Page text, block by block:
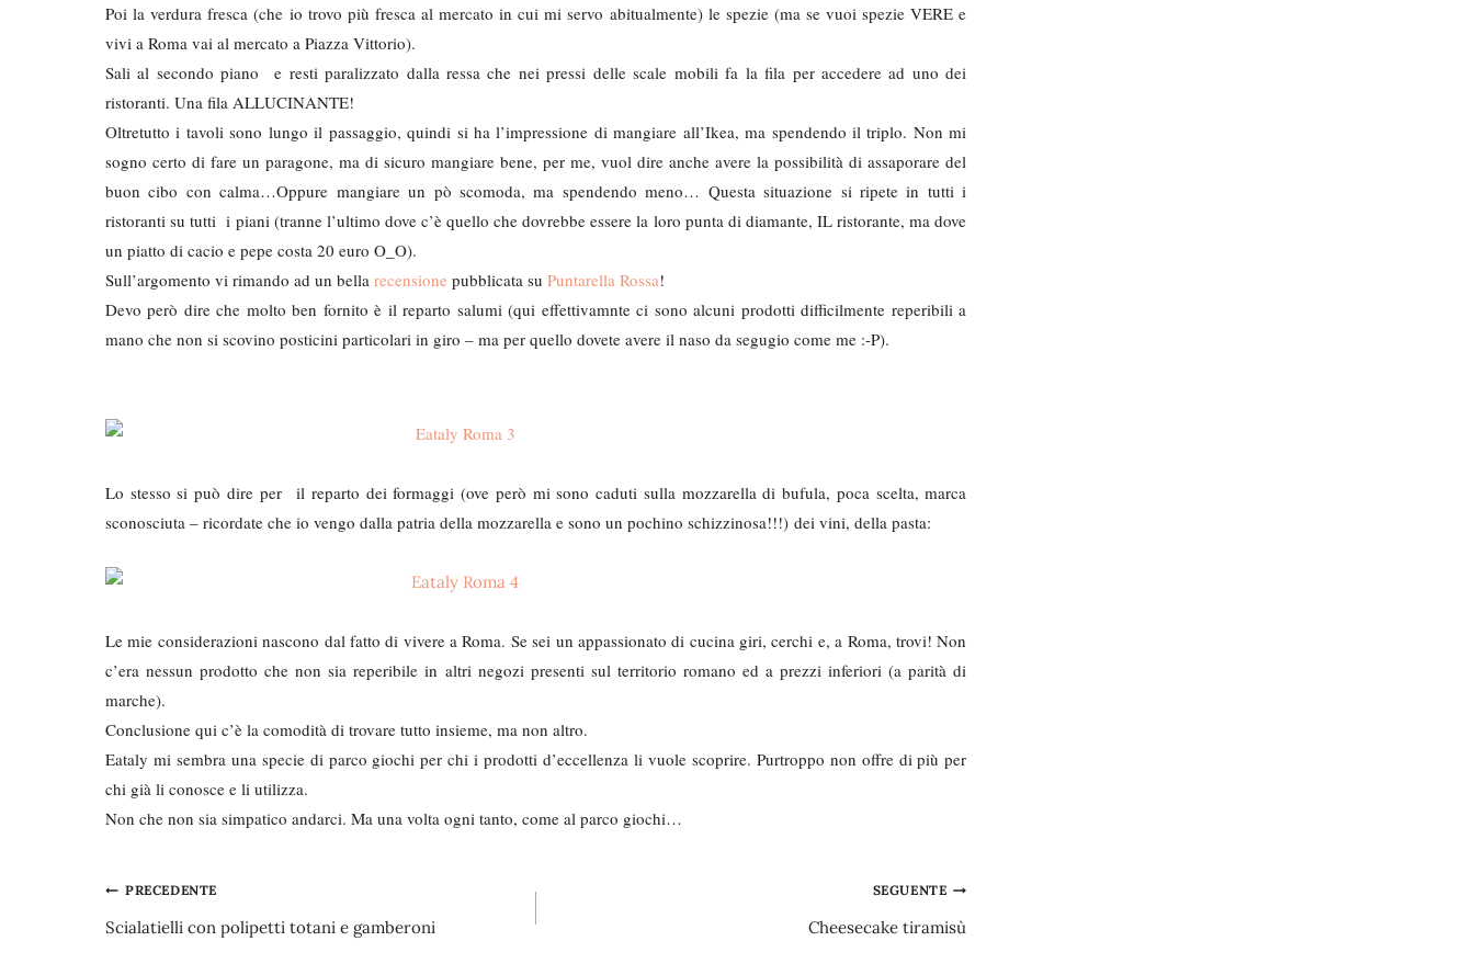
Poi la verdura fresca (che io trovo più fresca al mercato in cui mi servo abitualmente) le spezie (ma se vuoi spezie VERE e
vivi a Roma vai al mercato a Piazza Vittorio).
Sali al secondo piano e resti paralizzato dalla ressa che nei pressi delle scale mobili fa la fila per accedere ad uno dei
ristoranti. Una fila ALLUCINANTE!
Oltretutto i tavoli sono lungo il passaggio, quindi si ha l’impressione di mangiare all’Ikea, ma spendendo il triplo. Non mi
sogno certo di fare un paragone, ma di sicuro mangiare bene, per me, vuol dire anche avere la possibilità di assaporare del
buon cibo con calma…Oppure mangiare un pò scomoda, ma spendendo meno… Questa situazione si ripete in tutti i
ristoranti su tutti i piani (tranne l’ultimo dove c’è quello che dovrebbe essere la loro punta di diamante, IL ristorante, ma dove
un piatto di cacio e pepe costa 20 euro O_O).
Sull’argomento vi rimando ad un bella recensione pubblicata su Puntarella Rossa!
Devo però dire che molto ben fornito è il reparto salumi (qui effettivamnte ci sono alcuni prodotti difficilmente reperibili a
mano che non si scovino posticini particolari in giro – ma per quello dovete avere il naso da segugio come me :-P).
Lo stesso si può dire per il reparto dei formaggi (ove però mi sono caduti sulla mozzarella di bufula, poca scelta, marca
sconosciuta – ricordate che io vengo dalla patria della mozzarella e sono un pochino schizzinosa!!!) dei vini, della pasta:
Le mie considerazioni nascono dal fatto di vivere a Roma. Se sei un appassionato di cucina giri, cerchi e, a Roma, trovi! Non
c’era nessun prodotto che non sia reperibile in altri negozi presenti sul territorio romano ed a prezzi inferiori (a parità di
marche).
Conclusione qui c’è la comodità di trovare tutto insieme, ma non altro.
Eataly mi sembra una specie di parco giochi per chi i prodotti d’eccellenza li vuole scoprire. Purtroppo non offre di più per
chi già li conosce e li utilizza.
Non che non sia simpatico andarci. Ma una volta ogni tanto, come al parco giochi…
Navigazione
articoli
PRECEDENTE
Scialatielli con polipetti totani e gamberoni
SEGUENTE
Cheesecake tiramisù